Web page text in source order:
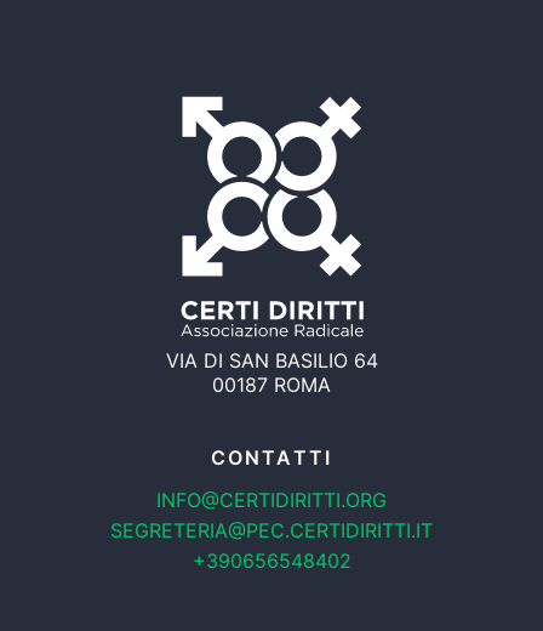
VIA DI SAN BASILIO 64
00187 ROMA
CONTATTI
INFO@CERTIDIRITTI.ORG
SEGRETERIA@PEC.CERTIDIRITTI.IT
+390656548402